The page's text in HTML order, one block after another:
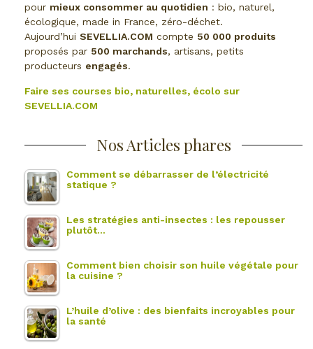
pour mieux consommer au quotidien : bio, naturel,
écologique, made in France, zéro-déchet.
Aujourd’hui SEVELLIA.COM compte 50 000 produits
proposés par 500 marchands, artisans, petits
producteurs engagés.
Faire ses courses bio, naturelles, écolo sur
SEVELLIA.COM
Nos Articles phares
Comment se débarrasser de l’électricité
statique ?
Les stratégies anti-insectes : les repousser
plutôt…
Comment bien choisir son huile végétale pour
la cuisine ?
L’huile d’olive : des bienfaits incroyables pour
la santé